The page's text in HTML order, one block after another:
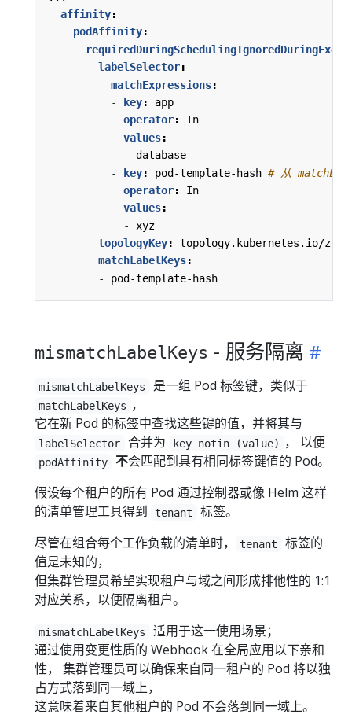
affinity:
podAffinity:
- labelSelector:
matchExpressions:
-
key:
app
operator:
In
values:
- database
- key: pod-template-hash # 从
operator:
In
values:
- xyz
topologyKey:
topology.kubernetes.io/zone
matchLabelKeys:
- pod-template-hash
mismatchLabelKeys - 服务隔离
mismatchLabelKeys 是一组 Pod 标签键，类似于
matchLabelKeys ，
它在新 Pod 的标签中查找这些键的值，并将其与
labelSelector 合并为 key notin (value) ， 以便
podAffinity 不会匹配到具有相同标签键值的 Pod。
假设每个租户的所有 Pod 通过控制器或像 Helm 这样
的清单管理工具得到
tenant
标签。
尽管在组合每个工作负载的清单时，
tenant
标签的
值是未知的，
但集群管理员希望实现租户与域之间形成排他性的 1:1
对应关系，以便隔离租户。
mismatchLabelKeys
适用于这一使用场景；
通过使用变更性质的 Webhook 在全局应用以下亲和
性， 集群管理员可以确保来自同一租户的 Pod 将以独
占方式落到同一域上，
这意味着来自其他租户的 Pod 不会落到同一域上。